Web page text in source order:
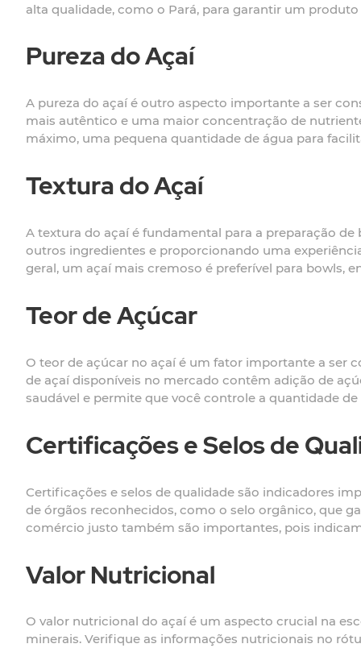
alta qualidade, como o Pará, para garantir um
Pureza do Açaí
A pureza do açaí é outro aspecto importante a ser
mais autêntico e uma maior concentração de
máximo, uma pequena quantidade de água para
Textura do Açaí
A textura do açaí é fundamental para a preparação
outros ingredientes e proporcionando uma
geral, um açaí mais cremoso é preferível para bowls,
Teor de Açúcar
O teor de açúcar no açaí é um fator importante a ser
de açaí disponíveis no mercado contêm adição de
saudável e permite que você controle a quantidade
Certificações e Selos de
Certificações e selos de qualidade são indicadores
de órgãos reconhecidos, como o selo orgânico, que
comércio justo também são importantes, pois
Valor Nutricional
O valor nutricional do açaí é um aspecto crucial na
minerais. Verifique as informações nutricionais no